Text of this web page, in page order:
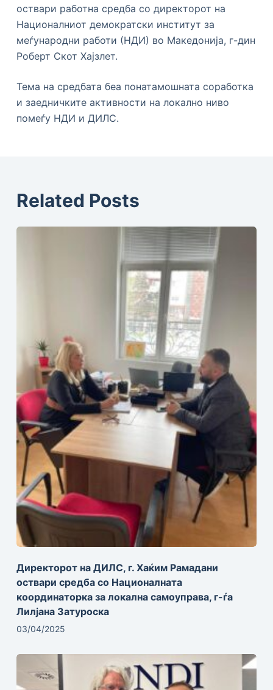
оствари работна средба со директорот на
Националниот демократски институт за
меѓународни работи (НДИ) во Македонија, г-дин
Роберт Скот Хајзлет.
Тема на средбата беа понатамошната соработка
и заедничките активности на локално ниво
помеѓу НДИ и ДИЛС.
Related Posts
Директорот на ДИЛС, г. Хаќим Рамадани
оствари средба со Националната
координаторка за локална самоуправа, г-ѓа
Лилјана Затуроска
03/04/2025